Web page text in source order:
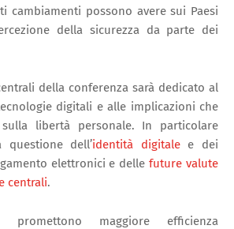
cambiamenti possono avere sui Paesi
della sicurezza da parte dei
della conferenza sarà dedicato al
digitali e alle implicazioni che
libertà personale. In particolare
dell’identità digitalee dei
elettronici e dellefuture valute
centrali.
promettono maggiore efficienza